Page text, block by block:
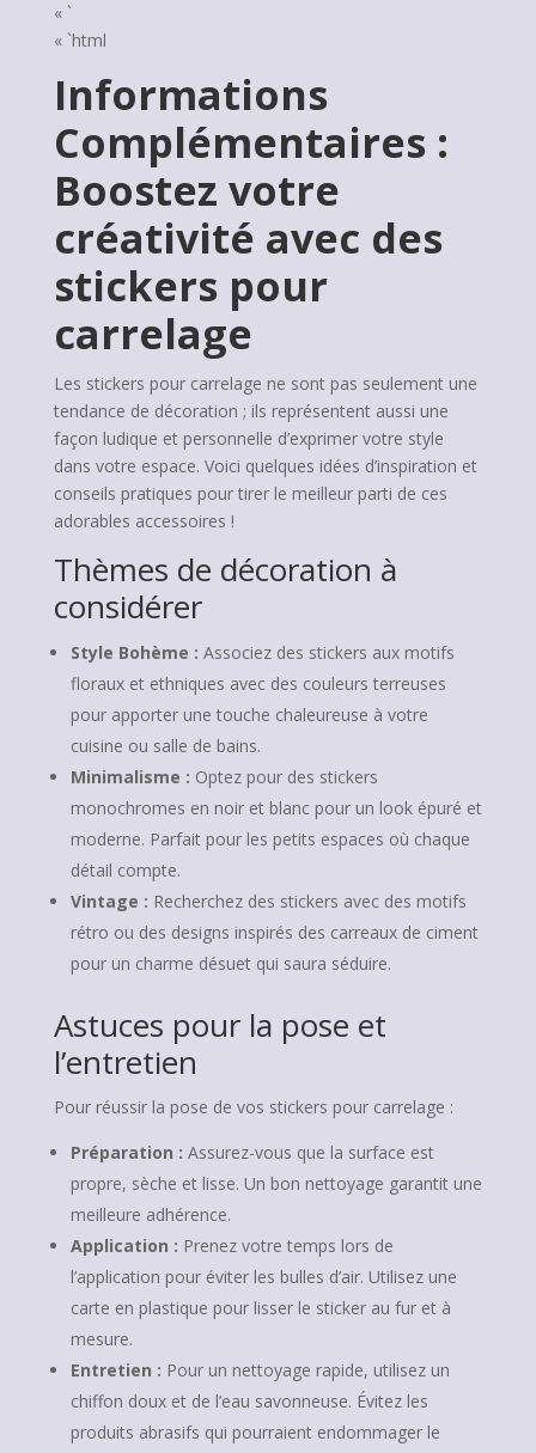
« `
« `html
Informations
Complémentaires :
Boostez votre
créativité avec des
stickers pour
carrelage
Les stickers pour carrelage ne sont pas seulement une
tendance de décoration ; ils représentent aussi une
façon ludique et personnelle d’exprimer votre style
dans votre espace. Voici quelques idées d’inspiration et
conseils pratiques pour tirer le meilleur parti de ces
adorables accessoires !
Thèmes de décoration à
considérer
Style Bohème : Associez des stickers aux motifs
floraux et ethniques avec des couleurs terreuses
pour apporter une touche chaleureuse à votre
cuisine ou salle de bains.
Minimalisme : Optez pour des stickers
monochromes en noir et blanc pour un look épuré et
moderne. Parfait pour les petits espaces où chaque
détail compte.
Vintage : Recherchez des stickers avec des motifs
rétro ou des designs inspirés des carreaux de ciment
pour un charme désuet qui saura séduire.
Astuces pour la pose et
l’entretien
Pour réussir la pose de vos stickers pour carrelage :
Préparation : Assurez-vous que la surface est
propre, sèche et lisse. Un bon nettoyage garantit une
meilleure adhérence.
Application : Prenez votre temps lors de
l’application pour éviter les bulles d’air. Utilisez une
carte en plastique pour lisser le sticker au fur et à
mesure.
Entretien : Pour un nettoyage rapide, utilisez un
chiffon doux et de l’eau savonneuse. Évitez les
produits abrasifs qui pourraient endommager le